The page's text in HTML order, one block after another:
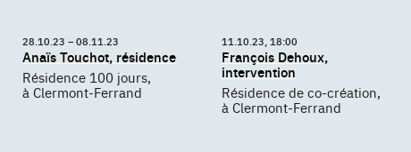
28.10.23 – 08.11.23
Anaïs Touchot, résidence
Résidence 100 jours,
à Clermont-Ferrand
11.10.23, 18:00
François Dehoux,
intervention
Résidence de co-création,
à Clermont-Ferrand